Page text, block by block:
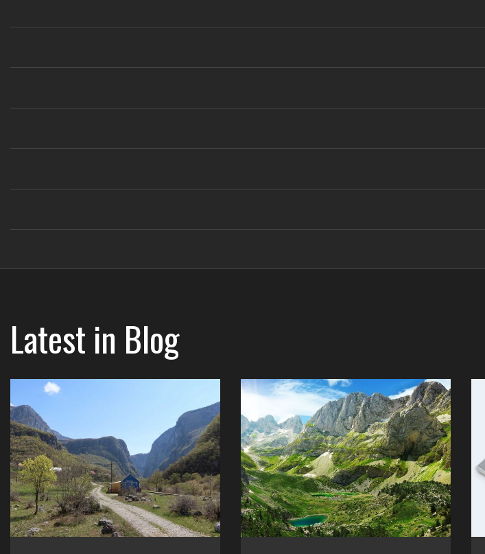
Latest in Blog